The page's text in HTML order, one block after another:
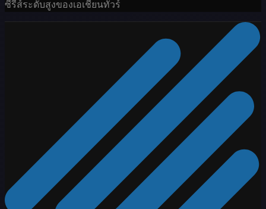
ซีรีส์ระดับสูงของเอเชียนทัวร์